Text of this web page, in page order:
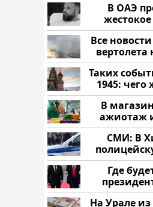
В ОАЭ
Все
вертолета
Таких
1945: чего
В
ажиотаж
продукта:
СМИ: В
напали и
Где
России:
На Урале